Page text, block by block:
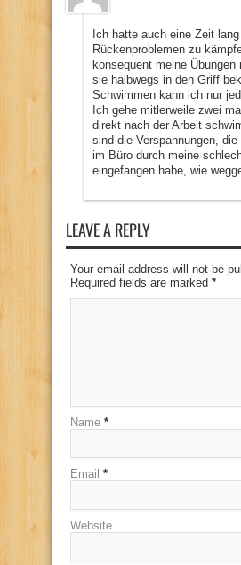
Ich hatte auch eine Zeit
Rückenproblemen zu
konsequent meine Übungen
sie halbwegs in den Griff
Schwimmen kann ich nur
Ich gehe mitlerweile zwei
direkt nach der Arbeit
sind die Verspannungen,
im Büro durch meine
eingefangen habe, wie
LEAVE A REPLY
Your email address will not be
Required fields are marked *
Name *
Email *
Website